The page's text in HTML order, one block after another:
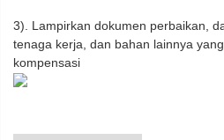
3). Lampirkan dokumen perbaikan,
tenaga kerja, dan bahan lainnya
kompensasi